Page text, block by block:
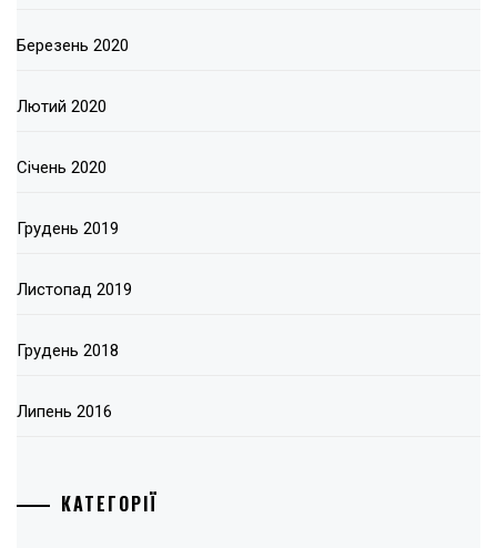
Березень 2020
Лютий 2020
Січень 2020
Грудень 2019
Листопад 2019
Грудень 2018
Липень 2016
КАТЕГОРІЇ